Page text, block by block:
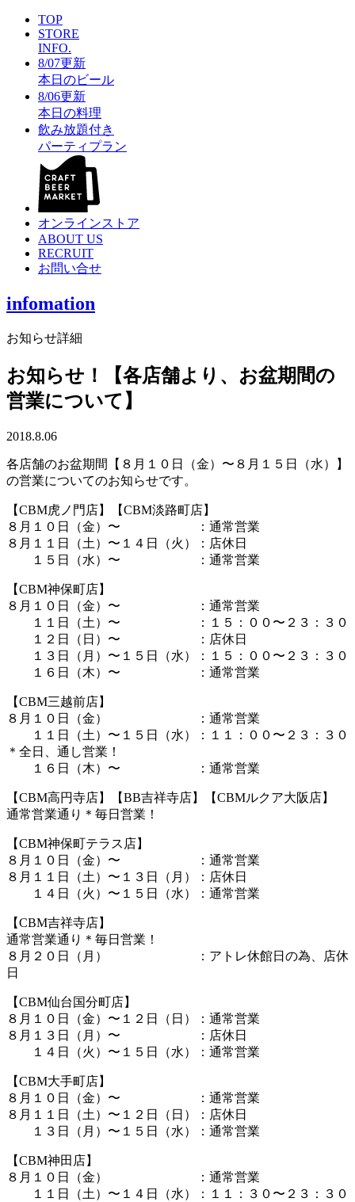
TOP
STORE
INFO.
8/07更新
本日のビール
8/06更新
本日の料理
飲み放題付き
パーティプラン
オンラインストア
ABOUT US
RECRUIT
お問い合せ
infomation
お知らせ詳細
お知らせ！【各店舗より、お盆期間の
営業について】
2018.8.06
各店舗のお盆期間【８月１０日（金）〜８月１５日（水）】
の営業についてのお知らせです。
【CBM虎ノ門店】【CBM淡路町店】
８月１０日（金）〜 ：通常営業
８月１１日（土）〜１４日（火）：店休日
１５日（水）〜 ：通常営業
【CBM神保町店】
８月１０日（金）〜 ：通常営業
１１日（土）〜 ：１５：００〜２３：３０
１２日（日）〜 ：店休日
１３日（月）〜１５日（水）：１５：００〜２３：３０
１６日（木）〜 ：通常営業
【CBM三越前店】
８月１０日（金） ：通常営業
１１日（土）〜１５日（水）：１１：００〜２３：３０
＊全日、通し営業！
１６日（木）〜 ：通常営業
【CBM高円寺店】【BB吉祥寺店】【CBMルクア大阪店】
通常営業通り＊毎日営業！
【CBM神保町テラス店】
８月１０日（金）〜 ：通常営業
８月１１日（土）〜１３日（月）：店休日
１４日（火）〜１５日（水）：通常営業
【CBM吉祥寺店】
通常営業通り＊毎日営業！
８月２０日（月） ：アトレ休館日の為、店休
日
【CBM仙台国分町店】
８月１０日（金）〜１２日（日）：通常営業
８月１３日（月）〜 ：店休日
１４日（火）〜１５日（水）：通常営業
【CBM大手町店】
８月１０日（金）〜 ：通常営業
８月１１日（土）〜１２日（日）：店休日
１３日（月）〜１５日（水）：通常営業
【CBM神田店】
８月１０日（金） ：通常営業
１１日（土）〜１４日（水）：１１：３０〜２３：３０